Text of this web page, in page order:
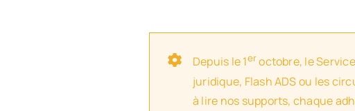
Depuis le 1eroctobre, le
juridique, Flash ADS ou les
à lire nos supports, chaque